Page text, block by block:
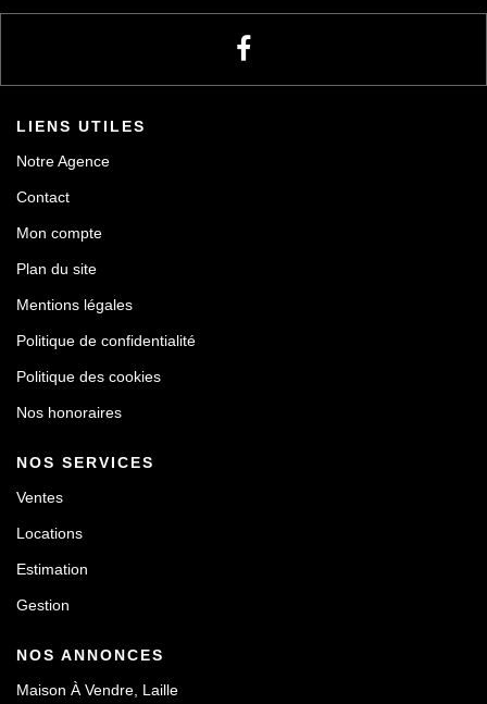
LIENS UTILES
Notre Agence
Contact
Mon compte
Plan du site
Mentions légales
Politique de confidentialité
Politique des cookies
Nos honoraires
NOS SERVICES
Ventes
Locations
Estimation
Gestion
NOS ANNONCES
Maison À Vendre, Laille